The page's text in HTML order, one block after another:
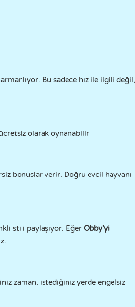
Bu sadece hız ile ilgili değil,
olarak oynanabilir.
bonuslar verir. Doğru evcil hayvanı
stili paylaşıyor. Eğer Obby'yi
zaman, istediğiniz yerde engelsiz